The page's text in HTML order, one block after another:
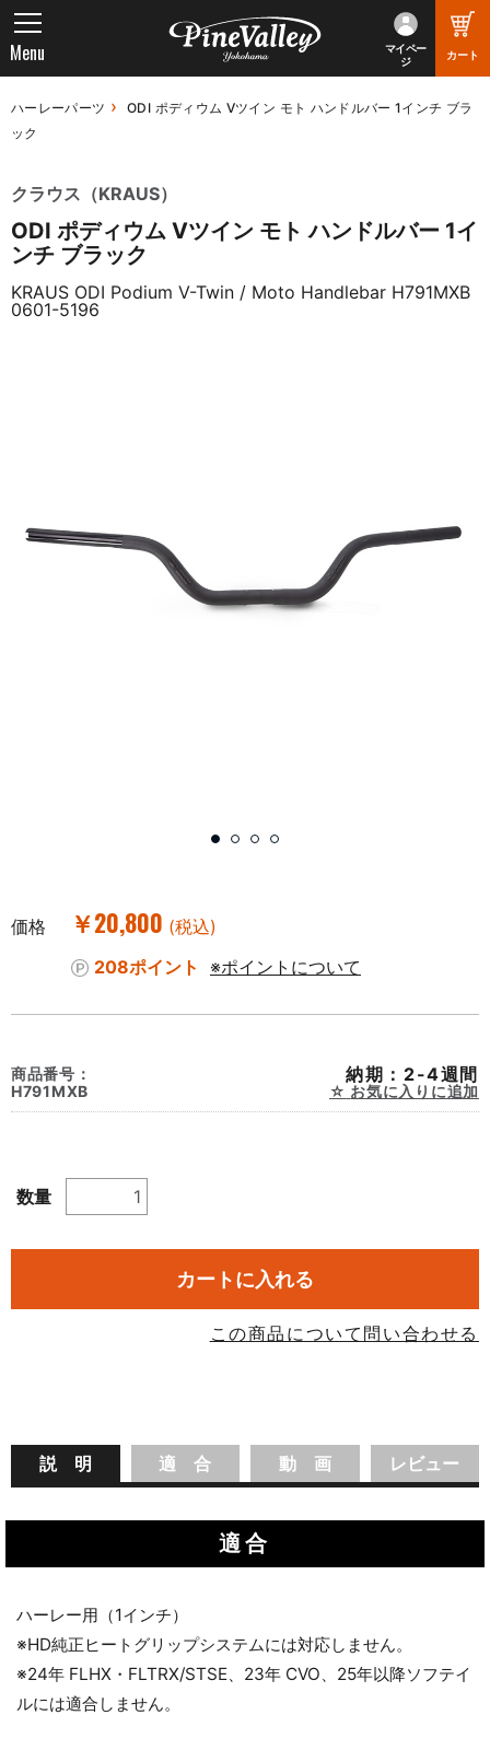
マイペー
ジ
カート
Menu
ハーレーパーツ
ODI ポディウム Vツイン モト ハンドルバー 1インチ ブラ
ック
クラウス（KRAUS）
ODI ポディウム Vツイン モト ハンドルバー 1イ
ンチ ブラック
KRAUS ODI Podium V-Twin / Moto Handlebar H791MXB
0601-5196
価格 ￥20,800 (税込)
208ポイント
※ポイントについて
商品番号：
H791MXB
納期：2-4週間
お気に入りに追加
数量
カートに入れる
この商品について問い合わせる
説 明 適 合 動 画 レビュー
適合
ハーレー用（1インチ）
※HD純正ヒートグリップシステムには対応しません。
※24年 FLHX・FLTRX/STSE、23年 CVO、25年以降ソフテイ
ルには適合しません。